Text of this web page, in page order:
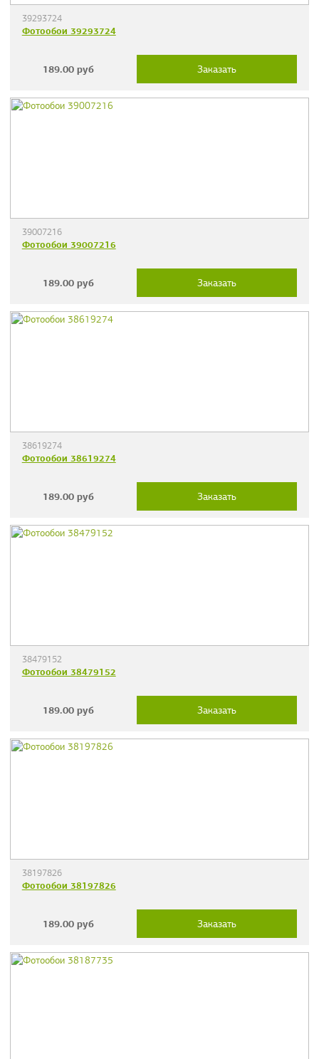
39293724
Фотообои 39293724
189.00 руб Заказать
39007216
Фотообои 39007216
189.00 руб Заказать
38619274
Фотообои 38619274
189.00 руб Заказать
38479152
Фотообои 38479152
189.00 руб Заказать
38197826
Фотообои 38197826
189.00 руб Заказать